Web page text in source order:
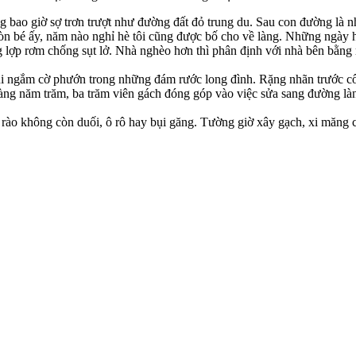
bao giờ sợ trơn trượt như đường đất đỏ trung du. Sau con đường là
bé ấy, năm nào nghỉ hè tôi cũng được bố cho về làng. Những
rơm chống sụt lở. Nhà nghèo hơn thì phân định với nhà bên
cờ phướn trong những đám rước long đình. Rặng nhãn trước
năm trăm, ba trăm viên gách đóng góp vào việc sửa sang đường
không còn duối, ô rô hay bụi găng. Tường giờ xây gạch, xi măng